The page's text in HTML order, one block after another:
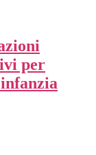
per